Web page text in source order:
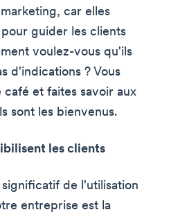
car elles
guider les clients
voulez-vous qu'ils
d'indications ? Vous
et faites savoir aux
sont les bienvenus.
les clients
de l'utilisation
entreprise est la